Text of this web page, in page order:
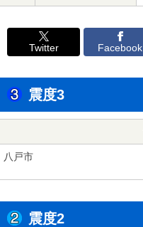
Twitter Facebook
震度3
八戸市
震度2